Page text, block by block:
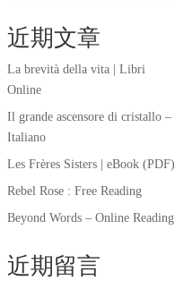
近期文章
La brevità della vita | Libri
Online
Il grande ascensore di cristallo –
Italiano
Les Frères Sisters | eBook (PDF)
Rebel Rose : Free Reading
Beyond Words – Online Reading
近期留言